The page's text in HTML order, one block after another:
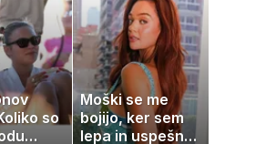
so
Moški se me
bojijo, ker sem
lepa in uspešna: